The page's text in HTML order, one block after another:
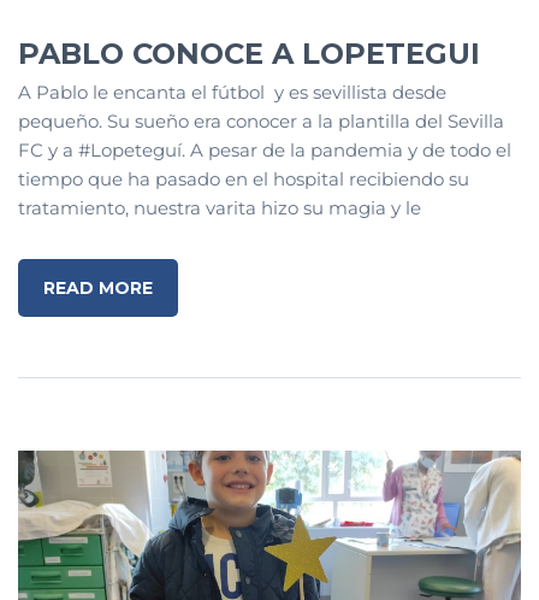
PABLO CONOCE A LOPETEGUI
A Pablo le encanta el fútbol y es sevillista desde
pequeño. Su sueño era conocer a la plantilla del Sevilla
FC y a #Lopeteguí. A pesar de la pandemia y de todo el
tiempo que ha pasado en el hospital recibiendo su
tratamiento, nuestra varita hizo su magia y le
READ MORE